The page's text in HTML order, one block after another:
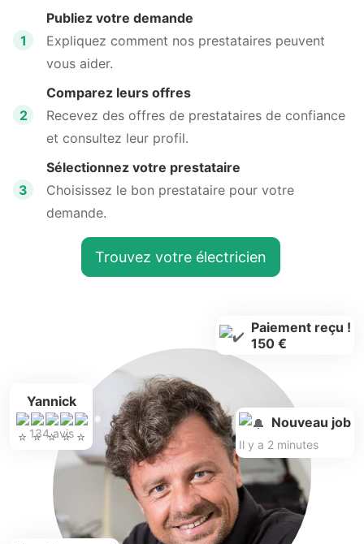
1
Publiez votre demande
Expliquez comment nos prestataires peuvent
vous aider.
2
Comparez leurs offres
Recevez des offres de prestataires de confiance
et consultez leur profil.
3
Sélectionnez votre prestataire
Choisissez le bon prestataire pour votre
demande.
Trouvez votre électricien
Yannick
134 avis
Paiement reçu !
150 €
Nouveau job
Il y a 2 minutes